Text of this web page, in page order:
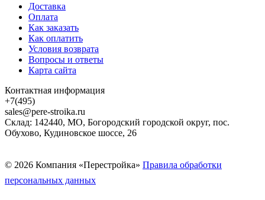
Доставка
Оплата
Как заказать
Как оплатить
Условия возврата
Вопросы и ответы
Карта сайта
Контактная информация
+7(495)
sales@pere-stroika.ru
Склад: 142440, МО, Богородский городской округ, пос.
Обухово, Кудиновское шоссе, 26
© 2026 Компания «Перестройка» Правила обработки
персональных данных